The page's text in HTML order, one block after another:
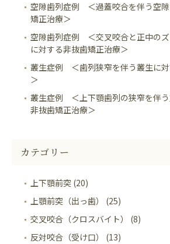
空隙歯列症例 ＜過蓋咬合を伴う空
矯正治療＞
空隙歯列症例 ＜交叉咬合と正中の
に対する非抜歯矯正治療＞
叢生症例 ＜歯列狭窄を伴う叢生に
＞
叢生症例 ＜上下顎歯列の狭窄を伴
非抜歯矯正治療＞
カテゴリー
上下顎前突 (20)
上顎前突（出っ歯） (25)
交叉咬合（クロスバイト） (8)
反対咬合（受け口） (13)